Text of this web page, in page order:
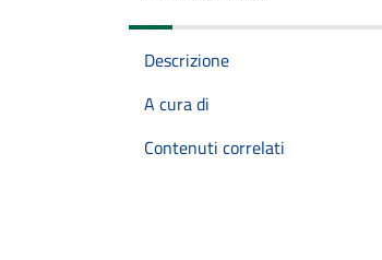
Descrizione
A cura di
Contenuti correlati